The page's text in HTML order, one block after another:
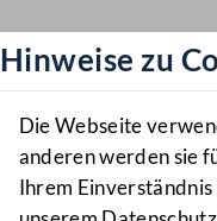
Hinweise zu
Die Webseite
anderen werden sie
Ihrem